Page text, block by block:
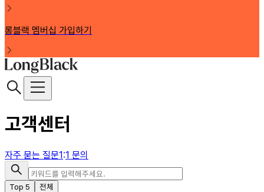
롱블랙 멤버십 가입하기
고객센터
자주 묻는 질문1:1 문의
Top 5 전체